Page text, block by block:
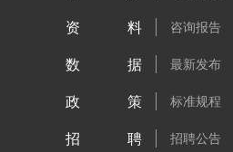
资料 咨询报告
数据 最新发布
政策 标准规程
招聘 招聘公告